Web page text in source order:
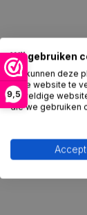
9,5
Wij gebruiken
We kunnen deze
onze website te
geweldige
die we gebruiken